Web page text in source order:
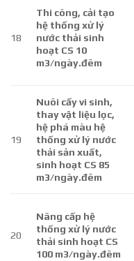
18
Thi công, cải tạo
hệ thống xử lý
nước thải sinh
hoạt CS 10
m3/ngày.đêm
19
Nuôi cấy vi sinh,
thay vật liệu lọc,
hệ phá màu hệ
thống xử lý nước
thải sản xuất,
sinh hoạt CS 85
m3/ngày.đêm
20
Nâng cấp hệ
thống xử lý nước
thải sinh hoạt CS
100 m3/ngày.đêm